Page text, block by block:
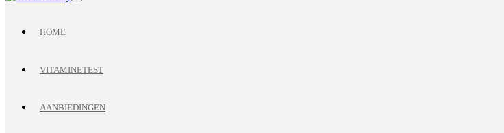
HOME
VITAMINETEST
AANBIEDINGEN